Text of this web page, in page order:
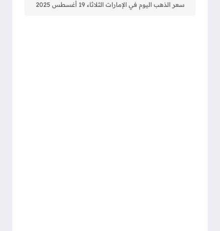
سعر الذهب اليوم في الإمارات الثلاثاء 19 أغسطس 2025